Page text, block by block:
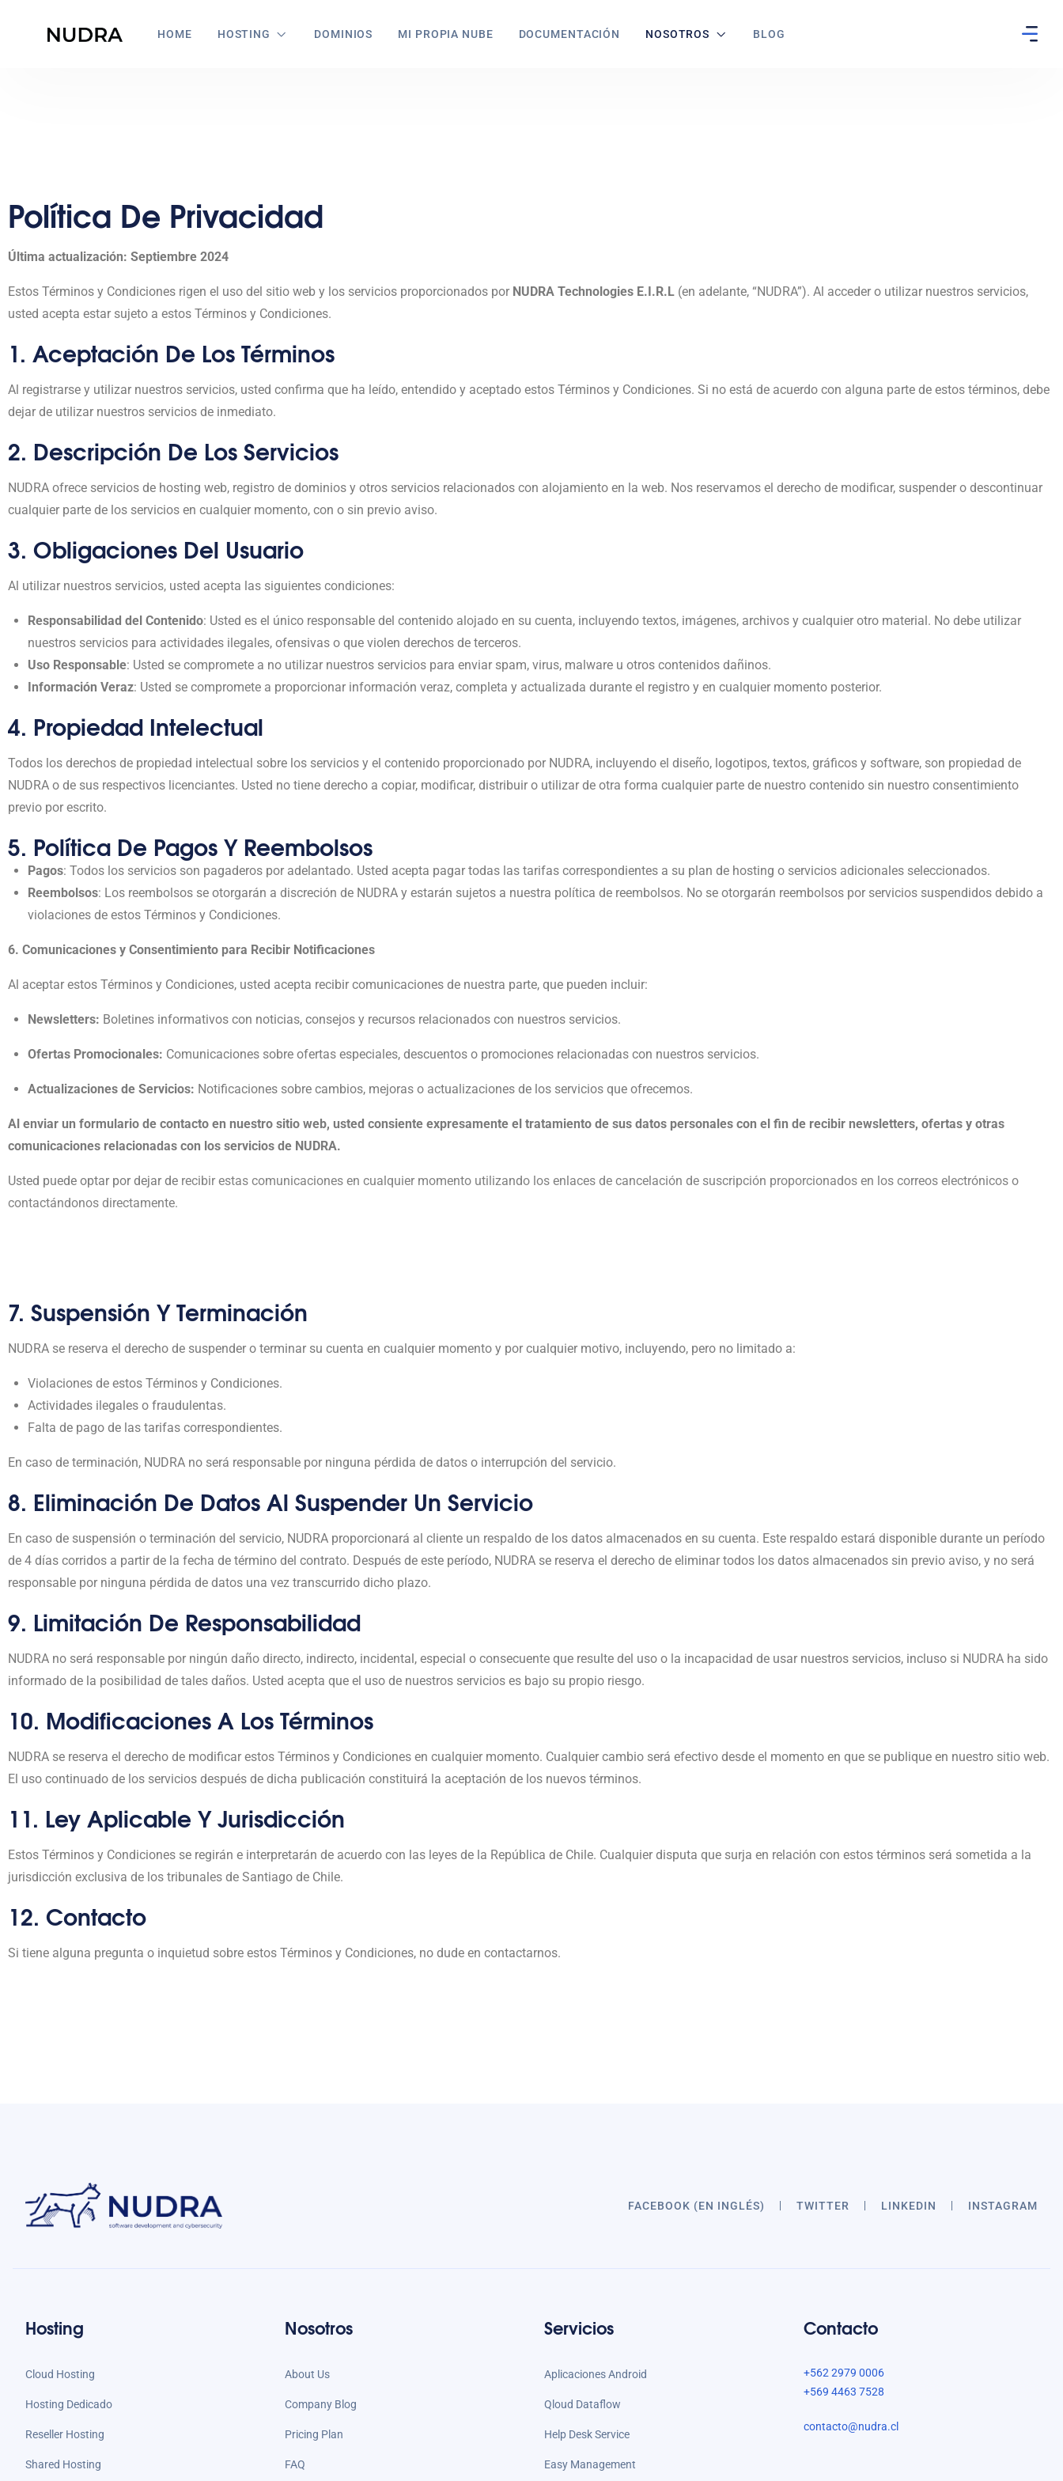
HOME HOSTING DOMINIOS MI PROPIA NUBE DOCUMENTACIÓN NOSOTROS BLOG
Política De Privacidad
Última actualización: Septiembre 2024
Estos Términos y Condiciones rigen el uso del sitio web y los servicios proporcionados por NUDRA Technologies E.I.R.L (en adelante, “NUDRA”). Al acceder o utilizar nuestros servicios,
usted acepta estar sujeto a estos Términos y Condiciones.
1. Aceptación De Los Términos
Al registrarse y utilizar nuestros servicios, usted confirma que ha leído, entendido y aceptado estos Términos y Condiciones. Si no está de acuerdo con alguna parte de estos términos, debe
dejar de utilizar nuestros servicios de inmediato.
2. Descripción De Los Servicios
NUDRA ofrece servicios de hosting web, registro de dominios y otros servicios relacionados con alojamiento en la web. Nos reservamos el derecho de modificar, suspender o descontinuar
cualquier parte de los servicios en cualquier momento, con o sin previo aviso.
3. Obligaciones Del Usuario
Al utilizar nuestros servicios, usted acepta las siguientes condiciones:
Responsabilidad del Contenido: Usted es el único responsable del contenido alojado en su cuenta, incluyendo textos, imágenes, archivos y cualquier otro material. No debe utilizar
nuestros servicios para actividades ilegales, ofensivas o que violen derechos de terceros.
Uso Responsable: Usted se compromete a no utilizar nuestros servicios para enviar spam, virus, malware u otros contenidos dañinos.
Información Veraz: Usted se compromete a proporcionar información veraz, completa y actualizada durante el registro y en cualquier momento posterior.
4. Propiedad Intelectual
Todos los derechos de propiedad intelectual sobre los servicios y el contenido proporcionado por NUDRA, incluyendo el diseño, logotipos, textos, gráficos y software, son propiedad de
NUDRA o de sus respectivos licenciantes. Usted no tiene derecho a copiar, modificar, distribuir o utilizar de otra forma cualquier parte de nuestro contenido sin nuestro consentimiento
previo por escrito.
5. Política De Pagos Y Reembolsos
Pagos: Todos los servicios son pagaderos por adelantado. Usted acepta pagar todas las tarifas correspondientes a su plan de hosting o servicios adicionales seleccionados.
Reembolsos: Los reembolsos se otorgarán a discreción de NUDRA y estarán sujetos a nuestra política de reembolsos. No se otorgarán reembolsos por servicios suspendidos debido a
violaciones de estos Términos y Condiciones.
6. Comunicaciones y Consentimiento para Recibir Notificaciones
Al aceptar estos Términos y Condiciones, usted acepta recibir comunicaciones de nuestra parte, que pueden incluir:
Newsletters: Boletines informativos con noticias, consejos y recursos relacionados con nuestros servicios.
Ofertas Promocionales: Comunicaciones sobre ofertas especiales, descuentos o promociones relacionadas con nuestros servicios.
Actualizaciones de Servicios: Notificaciones sobre cambios, mejoras o actualizaciones de los servicios que ofrecemos.
Al enviar un formulario de contacto en nuestro sitio web, usted consiente expresamente el tratamiento de sus datos personales con el fin de recibir newsletters, ofertas y otras
comunicaciones relacionadas con los servicios de NUDRA.
Usted puede optar por dejar de recibir estas comunicaciones en cualquier momento utilizando los enlaces de cancelación de suscripción proporcionados en los correos electrónicos o
contactándonos directamente.
7. Suspensión Y Terminación
NUDRA se reserva el derecho de suspender o terminar su cuenta en cualquier momento y por cualquier motivo, incluyendo, pero no limitado a:
Violaciones de estos Términos y Condiciones.
Actividades ilegales o fraudulentas.
Falta de pago de las tarifas correspondientes.
En caso de terminación, NUDRA no será responsable por ninguna pérdida de datos o interrupción del servicio.
8. Eliminación De Datos Al Suspender Un Servicio
En caso de suspensión o terminación del servicio, NUDRA proporcionará al cliente un respaldo de los datos almacenados en su cuenta. Este respaldo estará disponible durante un período
de 4 días corridos a partir de la fecha de término del contrato. Después de este período, NUDRA se reserva el derecho de eliminar todos los datos almacenados sin previo aviso, y no será
responsable por ninguna pérdida de datos una vez transcurrido dicho plazo.
9. Limitación De Responsabilidad
NUDRA no será responsable por ningún daño directo, indirecto, incidental, especial o consecuente que resulte del uso o la incapacidad de usar nuestros servicios, incluso si NUDRA ha sido
informado de la posibilidad de tales daños. Usted acepta que el uso de nuestros servicios es bajo su propio riesgo.
10. Modificaciones A Los Términos
NUDRA se reserva el derecho de modificar estos Términos y Condiciones en cualquier momento. Cualquier cambio será efectivo desde el momento en que se publique en nuestro sitio web.
El uso continuado de los servicios después de dicha publicación constituirá la aceptación de los nuevos términos.
11. Ley Aplicable Y Jurisdicción
Estos Términos y Condiciones se regirán e interpretarán de acuerdo con las leyes de la República de Chile. Cualquier disputa que surja en relación con estos términos será sometida a la
jurisdicción exclusiva de los tribunales de Santiago de Chile.
12. Contacto
Si tiene alguna pregunta o inquietud sobre estos Términos y Condiciones, no dude en contactarnos.
FACEBOOK (EN INGLÉS) TWITTER LINKEDIN INSTAGRAM
Hosting
Cloud Hosting
Hosting Dedicado
Reseller Hosting
Shared Hosting
Nosotros
About Us
Company Blog
Pricing Plan
FAQ
Servicios
Aplicaciones Android
Qloud Dataflow
Help Desk Service
Easy Management
Contacto
+562 2979 0006
+569 4463 7528
contacto@nudra.cl